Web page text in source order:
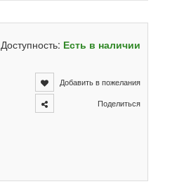
Доступность: Есть в наличии
Добавить в пожелания
Поделиться